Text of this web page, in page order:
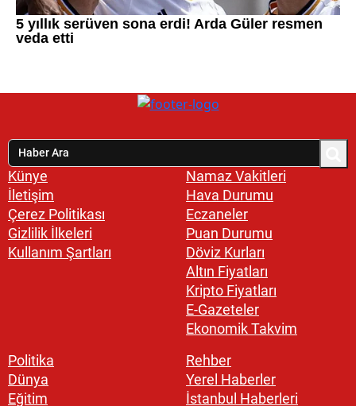
Künye
İletişim
Çerez Politikası
Gizlilik İlkeleri
Kullanım Şartları
Namaz Vakitleri
Hava Durumu
Eczaneler
Puan Durumu
Döviz Kurları
Altın Fiyatları
Kripto Fiyatları
E-Gazeteler
Ekonomik Takvim
Politika
Dünya
Eğitim
Rehber
Yerel Haberler
İstanbul Haberleri